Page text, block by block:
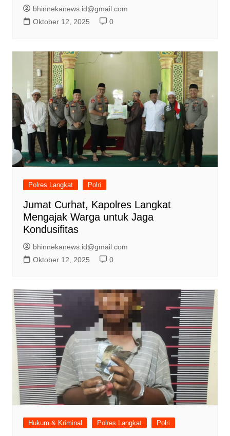
bhinnekanews.id@gmail.com
Oktober 12, 2025
0
Polres Langkat Polri
Jumat Curhat, Kapolres Langkat
Mengajak Warga untuk Jaga
Kondusifitas
bhinnekanews.id@gmail.com
Oktober 12, 2025
0
Hukum & Kriminal Polres Langkat Polri